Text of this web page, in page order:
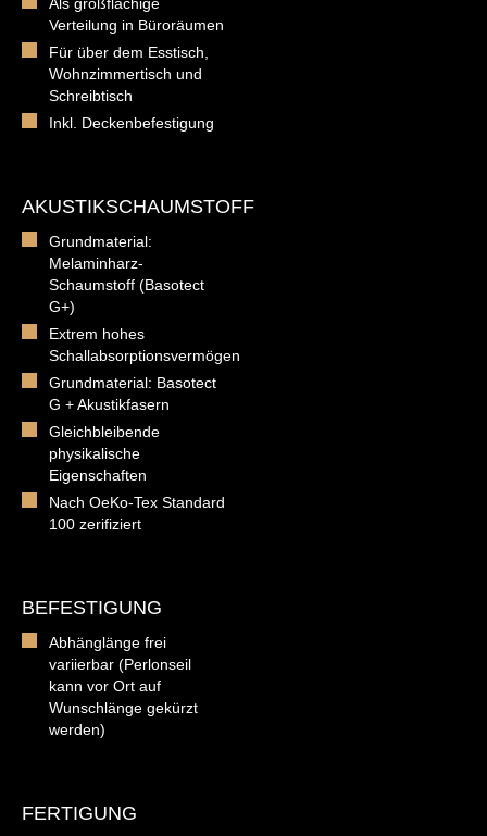
Verteilung in Büroräumen
Für über dem Esstisch,
Wohnzimmertisch und
Schreibtisch
Inkl. Deckenbefestigung
AKUSTIKSCHAUMSTOFF
Grundmaterial:
Melaminharz-
Schaumstoff (Basotect
G+)
Extrem hohes
Schallabsorptionsvermögen
Grundmaterial: Basotect
G + Akustikfasern
Gleichbleibende
physikalische
Eigenschaften
Nach OeKo-Tex Standard
100 zerifiziert
BEFESTIGUNG
Abhänglänge frei
variierbar (Perlonseil
kann vor Ort auf
Wunschlänge gekürzt
werden)
FERTIGUNG